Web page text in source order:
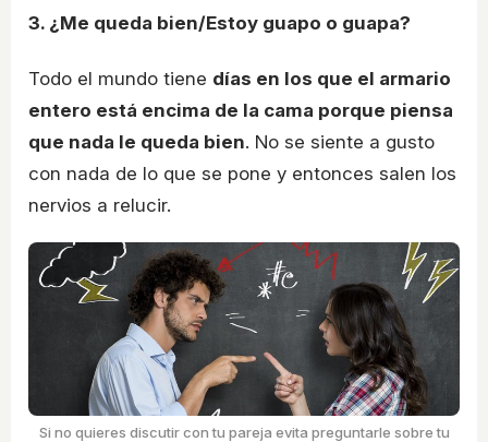
3. ¿Me queda bien/Estoy guapo o guapa?
Todo el mundo tiene días en los que el armario
entero está encima de la cama porque piensa
que nada le queda bien. No se siente a gusto
con nada de lo que se pone y entonces salen los
nervios a relucir.
Si no quieres discutir con tu pareja evita preguntarle sobre tu